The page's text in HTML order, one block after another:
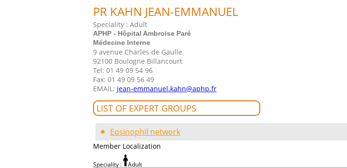
PR KAHN JEAN-EMMANUEL
Speciality : Adult
APHP - Hôpital Ambroise Paré
Médecine Interne
9 avenue Charles de Gaulle
92100 Boulogne Billancourt
Tel: 01 49 09 54 96
Fax: 01 49 09 56 49
EMAIL: jean-emmanuel.kahn@aphp.fr
LIST OF EXPERT GROUPS
Eosinophil network
Member Localization
Speciality : Adult